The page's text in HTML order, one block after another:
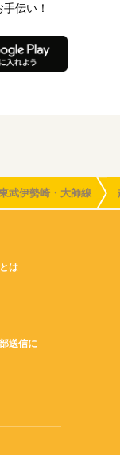
伝い！
武伊勢崎・大師線
は
送信に